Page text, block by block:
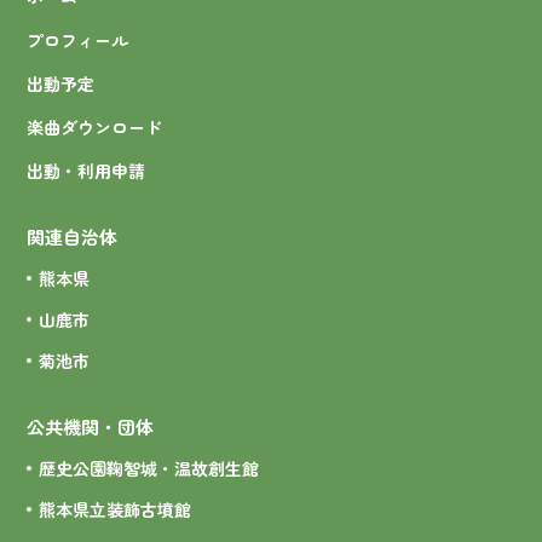
プロフィール
出動予定
楽曲ダウンロード
出動・利用申請
関連自治体
熊本県
山鹿市
菊池市
公共機関・団体
歴史公園鞠智城・温故創生館
熊本県立装飾古墳館